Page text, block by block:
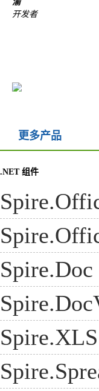
回复很迅速，也很有帮
Peter Meier
CULA Canada
更多产品
.NET 组件